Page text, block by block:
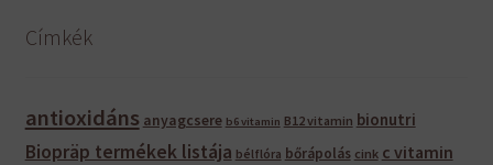
Címkék
antioxidáns anyagcsere b6 vitamin B12 vitamin bionutri
Biopräp termékek listája bélflóra bőrápolás cink c vitamin